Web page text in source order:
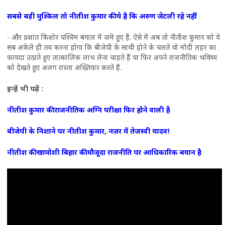
सबसे बड़ी मुश्किल तो नीतीश कुमार की ये है कि अरुण जेटली रहे नहीं
- और प्रशांत किशोर पश्चिम बंगाल में जमे हुए हैं. ऐसे में अब तो नीतीश कुमार को ये
सब अकेले ही तय करना होगा कि बीजेपी के साथी होने के चलते वो मोदी लहर का
फायदा उठाते हुए तात्कालिक लाभ लेना चाहते हैं या फिर अपने राजनीतिक भविष्य
को देखते हुए अलग रास्ता अख्तियार करते हैं.
इन्हें भी पढ़ें :
नीतीश कुमार की राजनीतिक अग्नि परीक्षा फिर होने वाली है
बीजेपी के निशाने पर नीतीश कुमार, नज़र में तेजस्वी यादव!
नीतीश की खामोशी बिहार की मौजूदा राजनीति पर आधिकारिक बयान है